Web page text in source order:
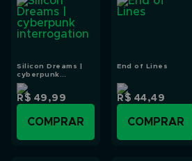
Silicon Dreams |
cyberpunk
interrogation
R$ 49,99
COMPRAR
End of Lines
R$ 44,49
COMPRAR